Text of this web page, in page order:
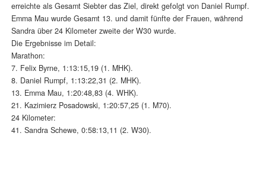
erreichte als Gesamt Siebter das Ziel, direkt gefolgt von Daniel Rumpf.
Emma Mau wurde Gesamt 13. und damit fünfte der Frauen, während
Sandra über 24 Kilometer zweite der W30 wurde.
Die Ergebnisse im Detail:
Marathon:
7. Felix Byrne, 1:13:15,19 (1. MHK).
8. Daniel Rumpf, 1:13:22,31 (2. MHK).
13. Emma Mau, 1:20:48,83 (4. WHK).
21. Kazimierz Posadowski, 1:20:57,25 (1. M70).
24 Kilometer:
41. Sandra Schewe, 0:58:13,11 (2. W30).